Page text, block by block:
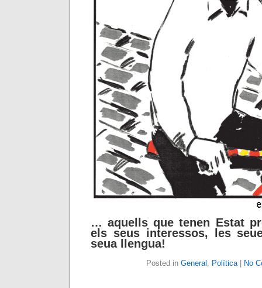
… aquells que tenen Estat
els seus interessos, les
seua llengua!
Posted in General , Política| No